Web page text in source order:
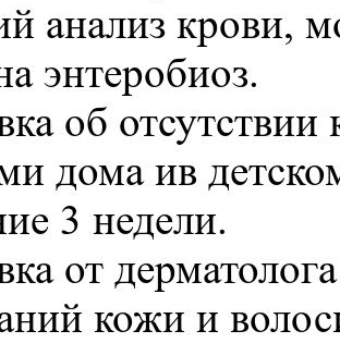
анализ крови,
энтеробиоз.
об
дома ив
3 недели.
от
кожи и